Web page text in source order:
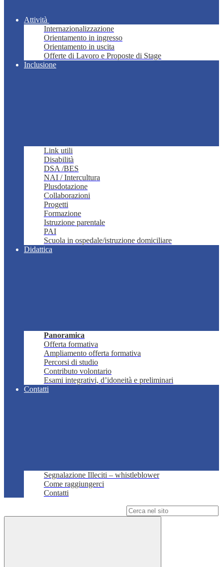
Attività
Internazionalizzazione
Orientamento in ingresso
Orientamento in uscita
Offerte di Lavoro e Proposte di Stage
Inclusione
Link utili
Disabilità
DSA /BES
NAI / Intercultura
Plusdotazione
Collaborazioni
Progetti
Formazione
Istruzione parentale
PAI
Scuola in ospedale/istruzione domiciliare
Didattica
Panoramica
Offerta formativa
Ampliamento offerta formativa
Percorsi di studio
Contributo volontario
Esami integrativi, d’idoneità e preliminari
Contatti
Segnalazione Illeciti – whistleblower
Come raggiungerci
Contatti